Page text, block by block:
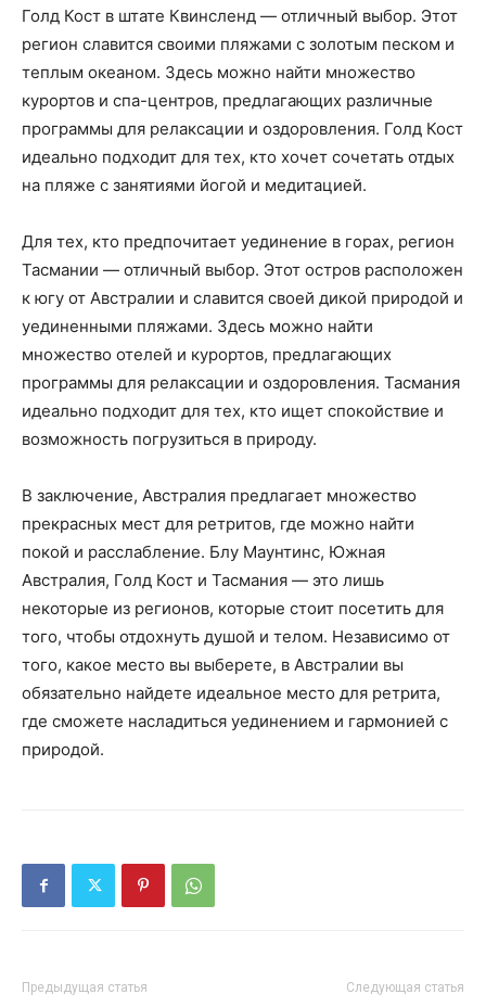
Голд Кост в штате Квинсленд — отличный выбор. Этот
регион славится своими пляжами с золотым песком и
теплым океаном. Здесь можно найти множество
курортов и спа-центров, предлагающих различные
программы для релаксации и оздоровления. Голд Кост
идеально подходит для тех, кто хочет сочетать отдых
на пляже с занятиями йогой и медитацией.
Для тех, кто предпочитает уединение в горах, регион
Тасмании — отличный выбор. Этот остров расположен
к югу от Австралии и славится своей дикой природой и
уединенными пляжами. Здесь можно найти
множество отелей и курортов, предлагающих
программы для релаксации и оздоровления. Тасмания
идеально подходит для тех, кто ищет спокойствие и
возможность погрузиться в природу.
В заключение, Австралия предлагает множество
прекрасных мест для ретритов, где можно найти
покой и расслабление. Блу Маунтинс, Южная
Австралия, Голд Кост и Тасмания — это лишь
некоторые из регионов, которые стоит посетить для
того, чтобы отдохнуть душой и телом. Независимо от
того, какое место вы выберете, в Австралии вы
обязательно найдете идеальное место для ретрита,
где сможете насладиться уединением и гармонией с
природой.
Предыдущая статья Следующая статья